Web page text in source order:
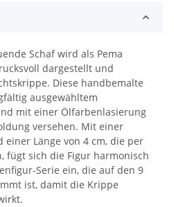
Schaf wird als Pema
dargestellt und
Diese handbemalte
ausgewähltem
mit einer Ölfarbenlasierung
versehen. Mit einer
einer Länge von 4 cm, die per
fügt sich die Figur harmonisch
Serie ein, die auf den 9
ist, damit die Krippe